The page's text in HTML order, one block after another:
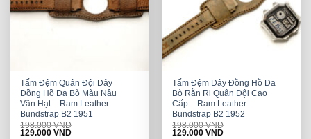
Tấm Đệm Quân Đội Dây
Đồng Hồ Da Bò Màu Nâu
Vân Hạt – Ram Leather
Bundstrap B2 1951
198.000VND
Original
129.000VNDCurrent
Tấm Đệm Dây Đồng Hồ Da
Bò Rằn Ri Quân Đội Cao
Cấp – Ram Leather
Bundstrap B2 1952
198.000VND
Original
129.000VNDCurrent